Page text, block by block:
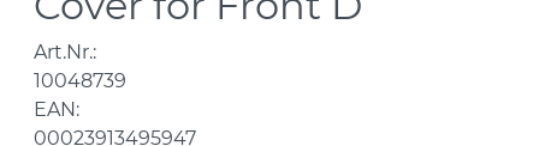
Art.Nr.:
10048739
EAN:
00023913495947